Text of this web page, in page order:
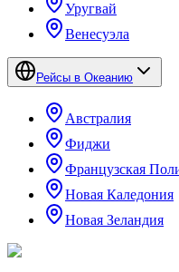
Уругвай
Венесуэла
Рейсы в Океанию
Австралия
Фиджи
Французская
Новая Каледония
Новая Зеландия